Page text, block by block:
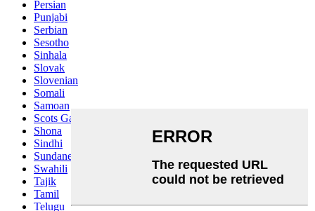
Persian
Punjabi
Serbian
Sesotho
Sinhala
Slovak
Slovenian
Somali
Samoan
Scots Gaelic
Shona
Sindhi
Sundanese
Swahili
Tajik
Tamil
Telugu